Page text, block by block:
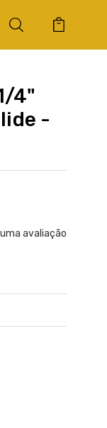
4"
-
avaliação